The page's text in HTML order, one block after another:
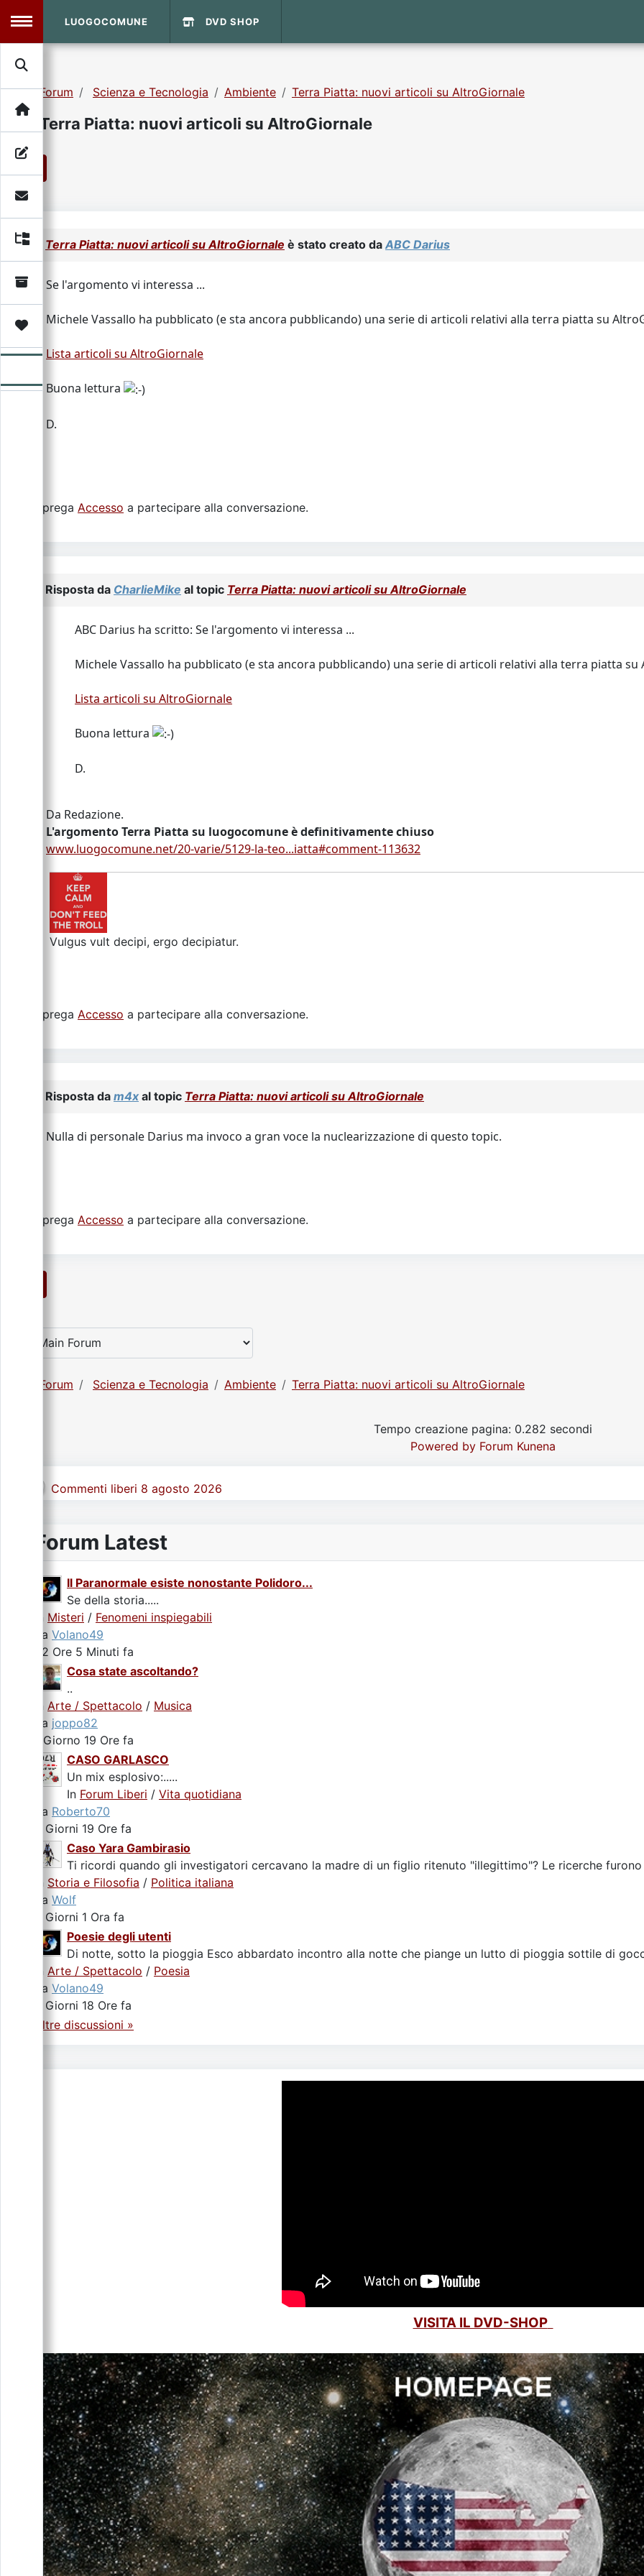
MENU
Search
DVD Shop
Info Sito
Login
Vecchio Sito
Archivio
Video
Forum
Donazione
LUOGOCOMUNE DVD SHOP
Forum Scienza e Tecnologia Ambiente Terra Piatta: nuovi articoli su AltroGiornale
Terra Piatta: nuovi articoli su AltroGiornale
Terra Piatta: nuovi articoli su AltroGiornale è stato creato da ABC Darius
Se l'argomento vi interessa ...
Michele Vassallo ha pubblicato (e sta ancora pubblicando) una serie di articoli relativi alla terra piatta su
Lista articoli su AltroGiornale
Buona lettura
D.
Si prega Accesso a partecipare alla conversazione.
Risposta da CharlieMike al topic Terra Piatta: nuovi articoli su AltroGiornale
ABC Darius ha scritto: Se l'argomento vi interessa ...
Michele Vassallo ha pubblicato (e sta ancora pubblicando) una serie di articoli relativi alla terra piatta su
Lista articoli su AltroGiornale
Buona lettura
D.
Da Redazione.
L'argomento Terra Piatta su luogocomune è definitivamente chiuso
www.luogocomune.net/20-varie/5129-la-teo...iatta#comment-113632
Vulgus vult decipi, ergo decipiatur.
Si prega Accesso a partecipare alla conversazione.
Risposta da m4x al topic Terra Piatta: nuovi articoli su AltroGiornale
Nulla di personale Darius ma invoco a gran voce la nuclearizzazione di questo topic.
Si prega Accesso a partecipare alla conversazione.
Forum Scienza e Tecnologia Ambiente Terra Piatta: nuovi articoli su AltroGiornale
Tempo creazione pagina: 0.282 secondi
Powered by Forum Kunena
Commenti liberi 8 agosto 2026
Forum Latest
Il Paranormale esiste nonostante Polidoro...
Se della storia.....
Misteri / Fenomeni inspiegabili
da Volano49
22 Ore 5 Minuti fa
Cosa state ascoltando?
..
Arte / Spettacolo / Musica
da joppo82
1 Giorno 19 Ore fa
CASO GARLASCO
Un mix esplosivo:.....
In Forum Liberi / Vita quotidiana
da Roberto70
2 Giorni 19 Ore fa
Caso Yara Gambirasio
Ti ricordi quando gli investigatori cercavano la madre di un figlio ritenuto "illegittimo"? Le ricerche
Storia e Filosofia / Politica italiana
da Wolf
4 Giorni 1 Ora fa
Poesie degli utenti
Di notte, sotto la pioggia Esco abbardato incontro alla notte che piange un lutto di pioggia sottile di
Arte / Spettacolo / Poesia
da Volano49
4 Giorni 18 Ore fa
Altre discussioni »
VISITA IL DVD-SHOP